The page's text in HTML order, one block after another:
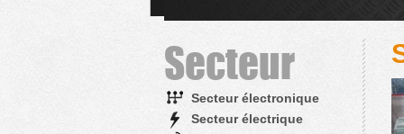
Secteur
Secteur électronique
Secteur électrique